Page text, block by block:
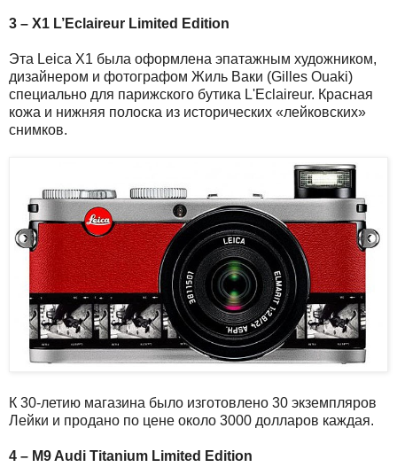
3 – X1 L’Eclaireur Limited Edition
Эта Leica X1 была оформлена эпатажным художником,
дизайнером и фотографом Жиль Ваки (Gilles Ouaki)
специально для парижского бутика L'Eclaireur. Красная
кожа и нижняя полоска из исторических «лейковских»
снимков.
К 30-летию магазина было изготовлено 30 экземпляров
Лейки и продано по цене около 3000 долларов каждая.
4 – M9 Audi Titanium Limited Edition